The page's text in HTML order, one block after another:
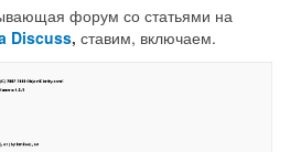
форум со статьями на
Discuss, ставим, включаем.